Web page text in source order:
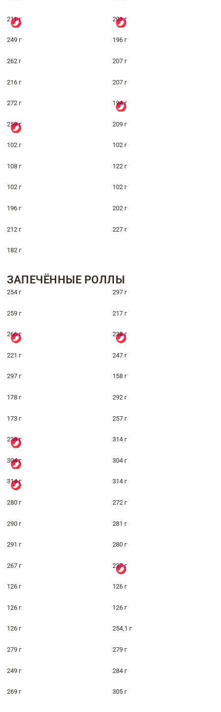
211 г 201 г
249 г 196 г
262 г 207 г
216 г 207 г
272 г 194 г
259 г 209 г
102 г 102 г
108 г 122 г
102 г 102 г
196 г 202 г
212 г 227 г
182 г
ЗАПЕЧЁННЫЕ РОЛЛЫ
254 г 297 г
259 г 217 г
266 г 238 г
221 г 247 г
297 г 158 г
178 г 292 г
173 г 257 г
238 г 314 г
304 г 304 г
314 г 314 г
280 г 272 г
290 г 281 г
291 г 280 г
267 г 237 г
126 г 126 г
126 г 126 г
126 г 254,1 г
279 г 279 г
249 г 284 г
269 г 305 г